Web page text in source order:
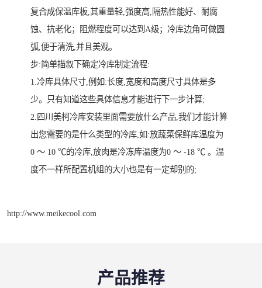
复合成保温库板,其重量轻,强度高,隔热性能好、耐腐
蚀、抗老化；阻燃程度可以达到A级；冷库边角可做圆
弧,便于清洗,并且美观。
步:简单描叙下确定冷库制定流程:
1.冷库具体尺寸,例如:长度,宽度和高度尺寸具体是多
少。只有知道这些具体信息才能进行下一步计算;
2.四川美柯冷库安装里面需要放什么产品,我们才能计算
出您需要的是什么类型的冷库,如:放蔬菜保鲜库温度为
0 〜 10 ℃的冷库,放肉是冷冻库温度为0 〜 -18 ℃ 。温
度不一样所配置机组的大小也是有一定却别的;
http://www.meikecool.com
产品推荐